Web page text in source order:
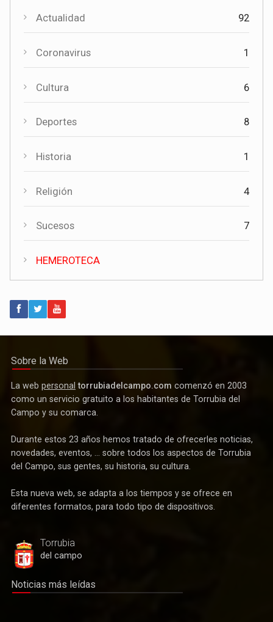
La experiencia de más de quince años respalda la apertura
de una nueva funeraria en Torrubia del Campo
Actualidad
Invierte en Cuenca visita Torrubia del Campo para explorar
Deportes
Después de más de tres décadas vuelve el fútbol federado
Actualidad 92
Coronavirus 1
Cultura 6
Deportes 8
Historia 1
Religión 4
Sucesos 7
HEMEROTECA
Sobre la Web
La web personal torrubiadelcampo.com comenzó en 2003
como un servicio gratuito a los habitantes de Torrubia del
Campo y su comarca.
Durante estos 23 años hemos tratado de ofrecerles noticias,
novedades, eventos, ... sobre todos los aspectos de Torrubia
del Campo, sus gentes, su historia, su cultura.
Esta nueva web, se adapta a los tiempos y se ofrece en
diferentes formatos, para todo tipo de dispositivos.
Torrubia
del campo
Noticias más leídas